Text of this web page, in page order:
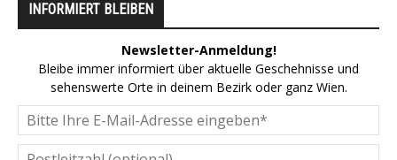
INFORMIERT BLEIBEN
Newsletter-Anmeldung!
Bleibe immer informiert über aktuelle Geschehnisse und
sehenswerte Orte in deinem Bezirk oder ganz Wien.